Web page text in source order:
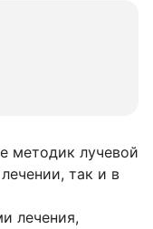
методик лучевой
так и в
лечения,